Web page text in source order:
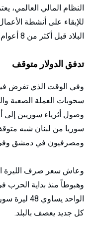
النظام المالي العالمي،
للإبقاء على أنشطة
البلاد قبل أكثر من 8 أعوام، وذلك بحسب رويترز
تدفق الدولار متوقف
وفي الوقت الذي تفرض فيه
سحوبات العملة الصعبة
وصول أثرياء سوريين إلى
سوريا من لبنان شبه
ومصرفيون في دمشق وفي
وعاش سعر صرف الليرة
الواحد
كل جديد يعصف بالبلد.